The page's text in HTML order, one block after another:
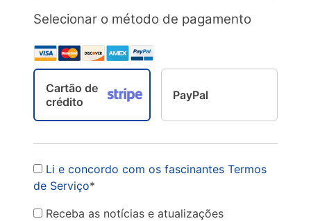
Selecionar o método de pagamento
Cartão de
crédito
PayPal
Li e concordo com os fascinantes Termos
de Serviço*
Receba as notícias e atualizações